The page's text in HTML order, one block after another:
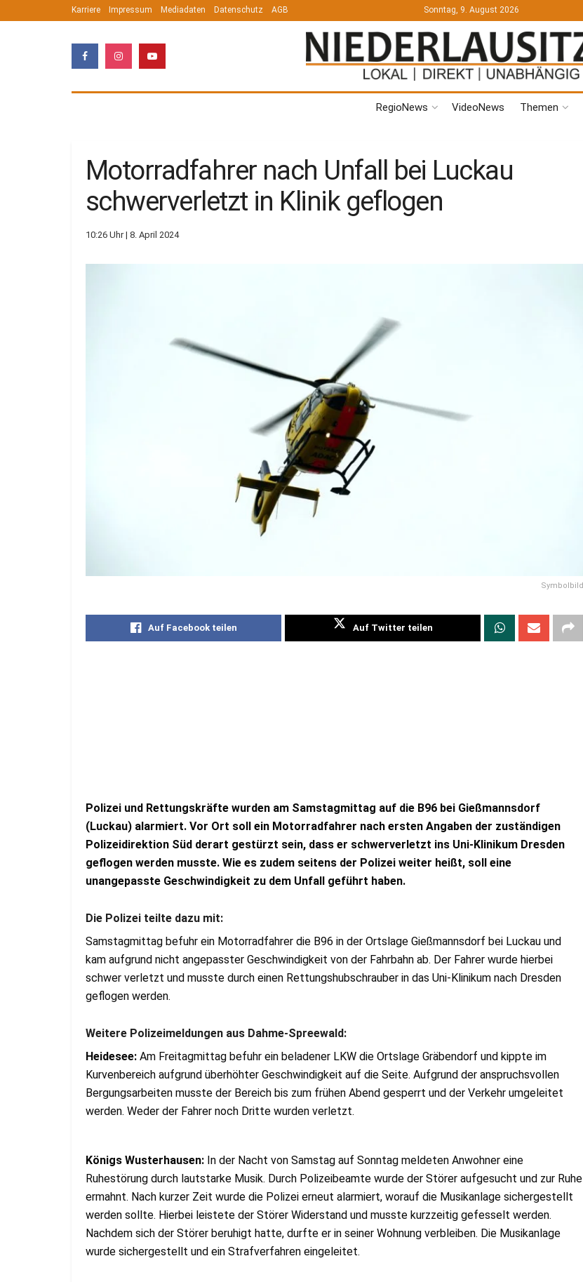
Karriere Impressum Mediadaten Datenschutz AGB Sonntag, 9. August 2026
RegioNews VideoNews Themen
Motorradfahrer nach Unfall bei Luckau
schwerverletzt in Klinik geflogen
10:26 Uhr | 8. April 2024
Symbolbild
Auf Facebook teilen Auf Twitter teilen
Polizei und Rettungskräfte wurden am Samstagmittag auf die B96 bei Gießmannsdorf
(Luckau) alarmiert. Vor Ort soll ein Motorradfahrer nach ersten Angaben der zuständigen
Polizeidirektion Süd derart gestürzt sein, dass er schwerverletzt ins Uni-Klinikum Dresden
geflogen werden musste. Wie es zudem seitens der Polizei weiter heißt, soll eine
unangepasste Geschwindigkeit zu dem Unfall geführt haben.
Die Polizei teilte dazu mit:
Samstagmittag befuhr ein Motorradfahrer die B96 in der Ortslage Gießmannsdorf bei Luckau und
kam aufgrund nicht angepasster Geschwindigkeit von der Fahrbahn ab. Der Fahrer wurde hierbei
schwer verletzt und musste durch einen Rettungshubschrauber in das Uni-Klinikum nach Dresden
geflogen werden.
Weitere Polizeimeldungen aus Dahme-Spreewald:
Heidesee: Am Freitagmittag befuhr ein beladener LKW die Ortslage Gräbendorf und kippte im
Kurvenbereich aufgrund überhöhter Geschwindigkeit auf die Seite. Aufgrund der anspruchsvollen
Bergungsarbeiten musste der Bereich bis zum frühen Abend gesperrt und der Verkehr umgeleitet
werden. Weder der Fahrer noch Dritte wurden verletzt.
Königs Wusterhausen: In der Nacht von Samstag auf Sonntag meldeten Anwohner eine
Ruhestörung durch lautstarke Musik. Durch Polizeibeamte wurde der Störer aufgesucht und zur Ruhe
ermahnt. Nach kurzer Zeit wurde die Polizei erneut alarmiert, worauf die Musikanlage sichergestellt
werden sollte. Hierbei leistete der Störer Widerstand und musste kurzzeitig gefesselt werden.
Nachdem sich der Störer beruhigt hatte, durfte er in seiner Wohnung verbleiben. Die Musikanlage
wurde sichergestellt und ein Strafverfahren eingeleitet.